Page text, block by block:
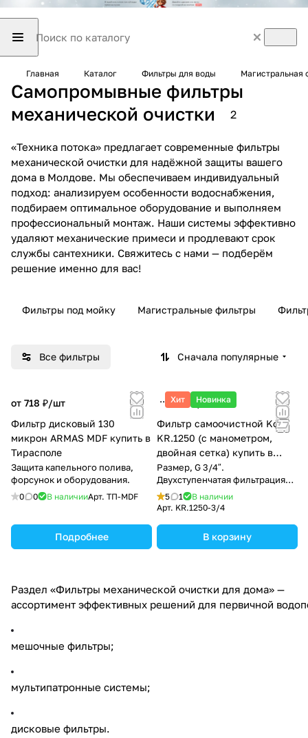
Главная Каталог Фильтры для воды Магистральная
Самопромывные фильтры
механической очистки
2
«Техника потока» предлагает современные фильтры
механической очистки для надёжной защиты вашего
дома в Молдове. Мы обеспечиваем индивидуальный
подход: анализируем особенности водоснабжения,
подбираем оптимальное оборудование и выполняем
профессиональный монтаж. Наши системы эффективно
удаляют механические примеси и продлевают срок
службы сантехники. Свяжитесь с нами — подберём
решение именно для вас!
Фильтры под мойку Магистральные фильтры
Все фильтры Сначала популярные
от 718 ₽/шт
Фильтр дисковый 130
микрон ARMAS MDF купить в
Тирасполе
Защита капельного полива,
форсунок и оборудования.
0 0 В наличииАрт. ТП-MDF
Подробнее
Хит Новинка
880 ₽/шт
Фильтр самоочистной Koer
KR.1250 (с манометром,
двойная сетка) купить в
Тирасполе
Размер, G 3/4″.
Двухступенчатая фильтрация
100 мкм
5 1
В наличии
Арт. KR.1250-3/4
В корзину
Раздел «Фильтры механической очистки для дома» —
ассортимент эффективных решений для первичной
мешочные фильтры;
мультипатронные системы;
дисковые фильтры.